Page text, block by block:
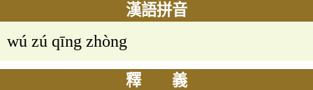
漢語拼音
wú zú qīng zhòng
釋 義